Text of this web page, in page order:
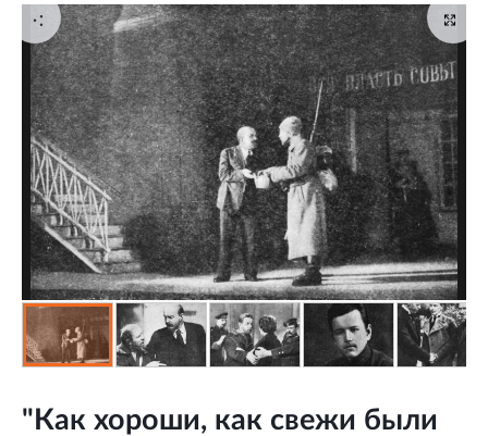
"Как хороши, как свежи были